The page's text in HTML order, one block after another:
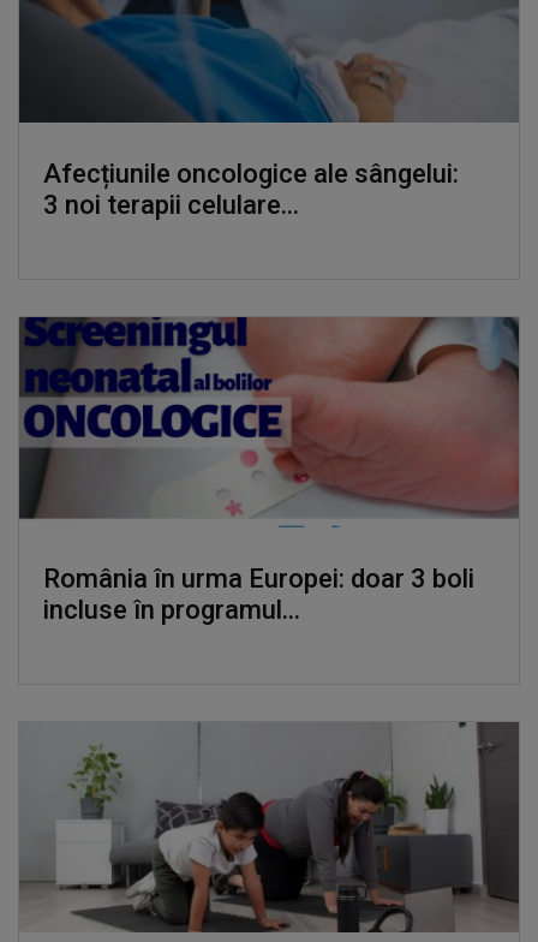
Afecțiunile oncologice ale sângelui:
3 noi terapii celulare...
România în urma Europei: doar 3 boli
incluse în programul...